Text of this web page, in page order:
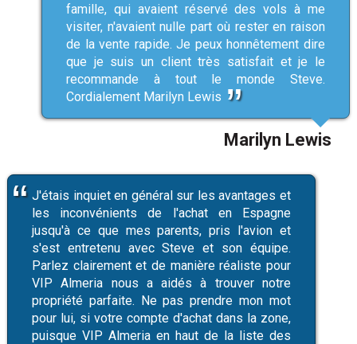
famille, qui avaient réservé des vols à me
visiter, n'avaient nulle part où rester en raison
de la vente rapide. Je peux honnêtement dire
que je suis un client très satisfait et je le
recommande à tout le monde Steve.
Cordialement Marilyn Lewis
Marilyn Lewis
J'étais inquiet en général sur les avantages et
les inconvénients de l'achat en Espagne
jusqu'à ce que mes parents, pris l'avion et
s'est entretenu avec Steve et son équipe.
Parlez clairement et de manière réaliste pour
VIP Almeria nous a aidés à trouver notre
propriété parfaite. Ne pas prendre mon mot
pour lui, si votre compte d'achat dans la zone,
puisque VIP Almeria en haut de la liste des